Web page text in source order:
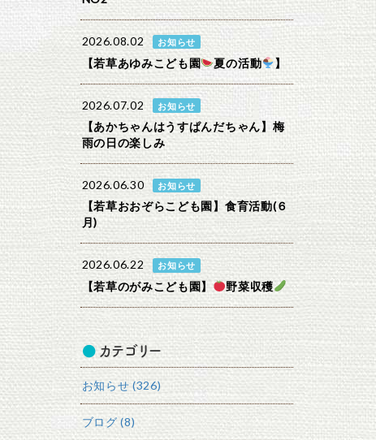
2026.08.02 お知らせ
【若草あゆみこども園 夏の活動 】
2026.07.02 お知らせ
【あかちゃんはうすぱんだちゃん】梅
雨の日の楽しみ
2026.06.30 お知らせ
【若草おおぞらこども園】食育活動(６
月)
2026.06.22 お知らせ
【若草のがみこども園】 野菜収穫
カテゴリー
お知らせ (326)
ブログ (8)